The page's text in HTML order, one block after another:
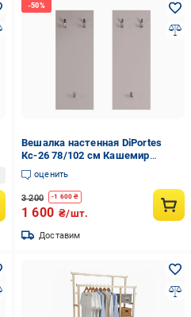
Вешалка настенная DiPortes
Кс-26 78/102 см Кашемир
(01394)
оценить
3 200 -1 600 ₴
1 600 ₴/шт.
Доставим